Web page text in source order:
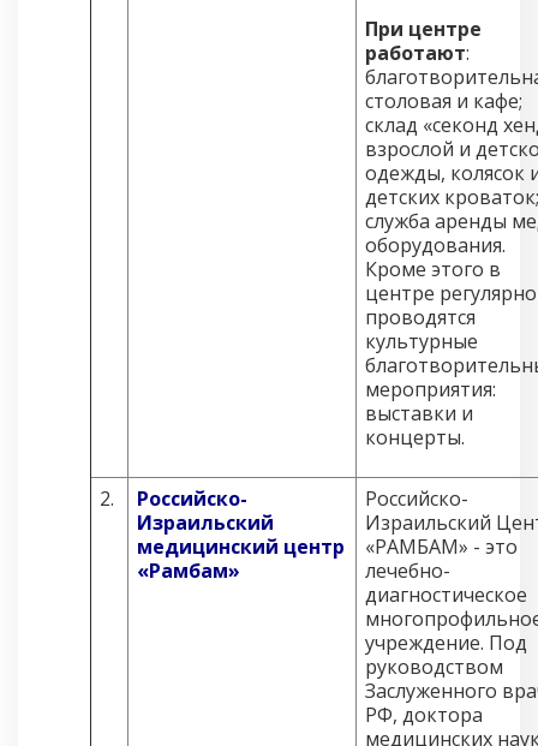
При центре
работают:
столовая и кафе;
склад «секонд
взрослой и
одежды, колясок
детских кроваток;
служба аренды
оборудования.
Кроме этого в
центре регулярно
проводятся
культурные
мероприятия:
выставки и
концерты.
2.
Российско-
Израильский
медицинский центр
«Рамбам»
Российско-
Израильский
«РАМБАМ» - это
лечебно-
диагностическое
учреждение. Под
руководством
Заслуженного
РФ, доктора
медицинских